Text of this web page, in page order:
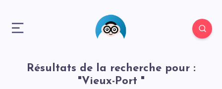
Résultats de la recherche pour :
"Vieux-Port "